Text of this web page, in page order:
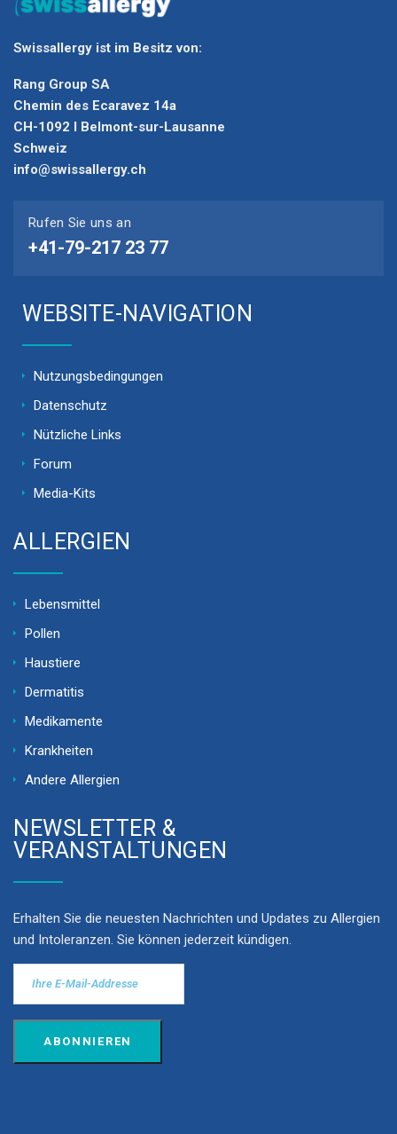
Swissallergy ist im Besitz von:
Rang Group SA
Chemin des Ecaravez 14a
CH-1092 I Belmont-sur-Lausanne
Schweiz
info@swissallergy.ch
Rufen Sie uns an
+41-79-217 23 77
WEBSITE-NAVIGATION
Nutzungsbedingungen
Datenschutz
Nützliche Links
Forum
Media-Kits
ALLERGIEN
Lebensmittel
Pollen
Haustiere
Dermatitis
Medikamente
Krankheiten
Andere Allergien
NEWSLETTER &
VERANSTALTUNGEN
Erhalten Sie die neuesten Nachrichten und Updates zu Allergien
und Intoleranzen. Sie können jederzeit kündigen.